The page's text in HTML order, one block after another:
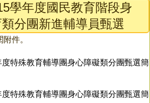
學年度國民教育階段身
分團新進輔導員甄選
件。
特殊教育輔導團身心障礙類分團甄選簡
特殊教育輔導團身心障礙類分團甄選簡